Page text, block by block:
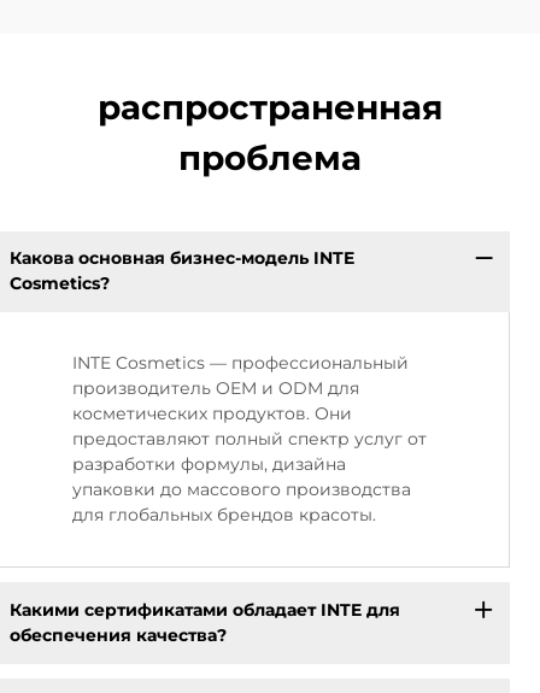
распространенная
проблема
Какова основная бизнес-модель INTE
Cosmetics?
INTE Cosmetics — профессиональный
производитель OEM и ODM для
косметических продуктов. Они
предоставляют полный спектр услуг от
разработки формулы, дизайна
упаковки до массового производства
для глобальных брендов красоты.
Какими сертификатами обладает INTE для
обеспечения качества?